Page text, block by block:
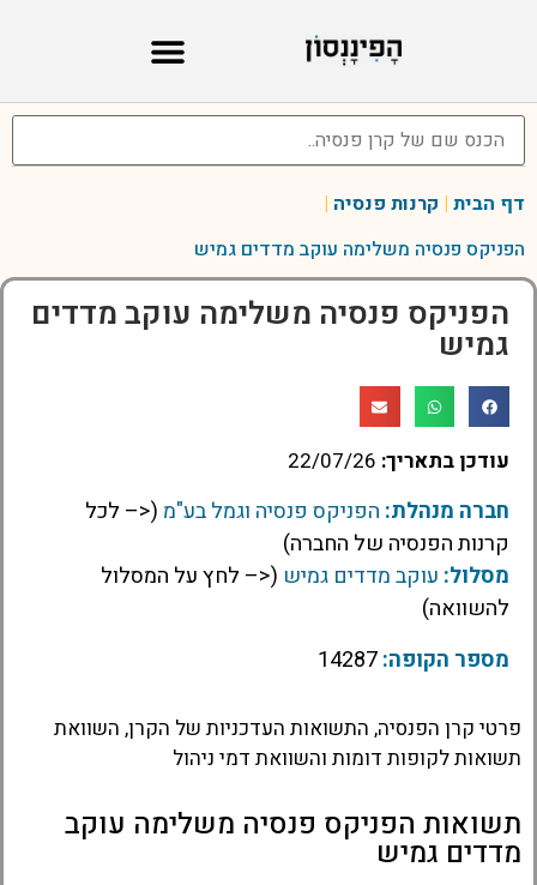
דף הבית | קרנות פנסיה |
הפניקס פנסיה משלימה עוקב מדדים גמיש
הפניקס פנסיה משלימה עוקב מדדים
גמיש
עודכן בתאריך: 22/07/26
חברה מנהלת: הפניקס פנסיה וגמל בע"מ (<– לכל
קרנות הפנסיה של החברה)
מסלול: עוקב מדדים גמיש (<– לחץ על המסלול
להשוואה)
מספר הקופה:
פרטי קרן הפנסיה, התשואות העדכניות של הקרן, השוואת
תשואות לקופות דומות והשוואת דמי ניהול
תשואות הפניקס פנסיה משלימה עוקב
מדדים גמיש